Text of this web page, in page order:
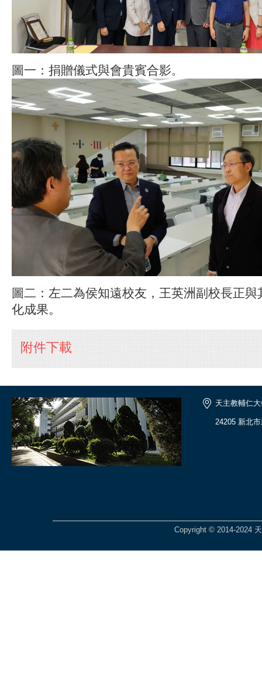
圖一：捐贈儀式與會貴賓合影。
圖二：左二為侯知遠校友，王英洲副校長正
化成果。
附件下載
天主教輔仁
24205 新北
Copyright © 2014-2024